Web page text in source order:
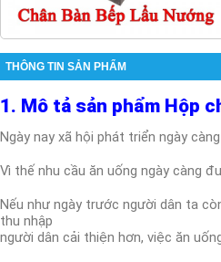
THÔNG TIN SẢN PHẨM
1. Mô tả sản phẩm Hộp
Ngày nay xã hội phát triển ngày
Vì thế nhu cầu ăn uống ngày càng
Nếu như ngày trước người dân ta
thu nhập
người dân cải thiện hơn, việc ăn